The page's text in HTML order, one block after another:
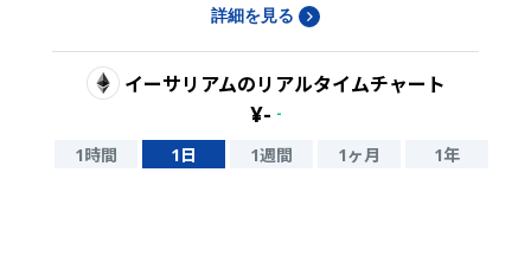
詳細を見る
イーサリアムのリアルタイムチャート
¥- -
1時間 1日 1週間 1ヶ月 1年